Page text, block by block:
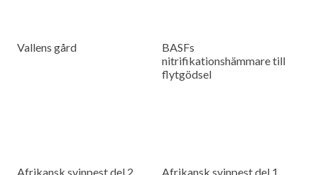
Vallens gård
BASFs
nitrifikationshämmare till
flytgödsel
Afrikansk svinpest del 2 Afrikansk svinpest del 1